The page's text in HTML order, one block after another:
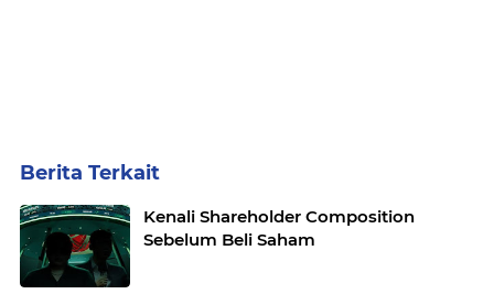
Berita Terkait
Kenali Shareholder Composition
Sebelum Beli Saham